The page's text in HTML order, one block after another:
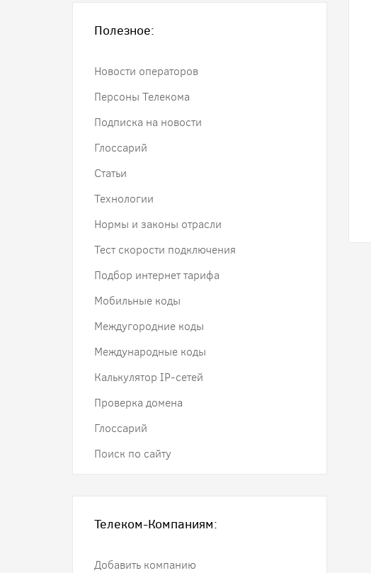
Полезное:
Новости операторов
Персоны Телекома
Подписка на новости
Глоссарий
Статьи
Технологии
Нормы и законы отрасли
Тест скорости подключения
Подбор интернет тарифа
Мобильные коды
Междугородние коды
Международные коды
Калькулятор IP-сетей
Проверка домена
Глоссарий
Поиск по сайту
Телеком-Компаниям:
Добавить компанию